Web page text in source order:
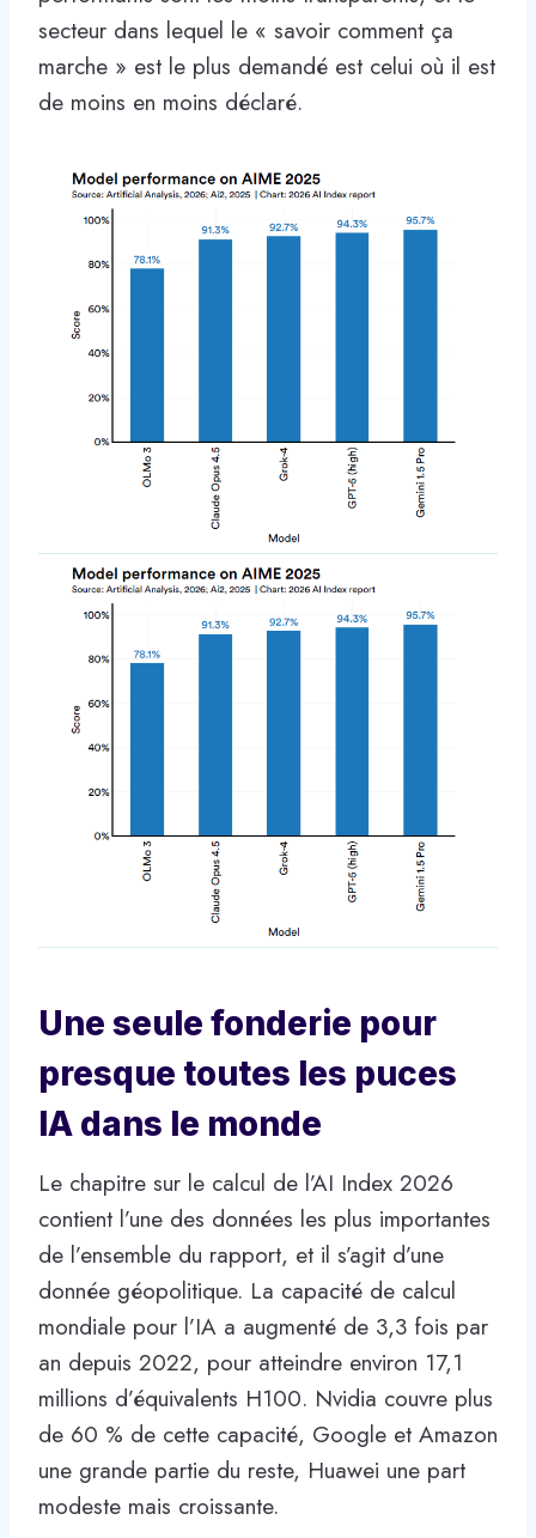
secteur dans lequel le « savoir comment ça
marche » est le plus demandé est celui où il est
de moins en moins déclaré.
Une seule fonderie pour
presque toutes les puces
IA dans le monde
Le chapitre sur le calcul de l’AI Index 2026
contient l’une des données les plus importantes
de l’ensemble du rapport, et il s’agit d’une
donnée géopolitique. La capacité de calcul
mondiale pour l’IA a augmenté de 3,3 fois par
an depuis 2022, pour atteindre environ 17,1
millions d’équivalents H100. Nvidia couvre plus
de 60 % de cette capacité, Google et Amazon
une grande partie du reste, Huawei une part
modeste mais croissante.